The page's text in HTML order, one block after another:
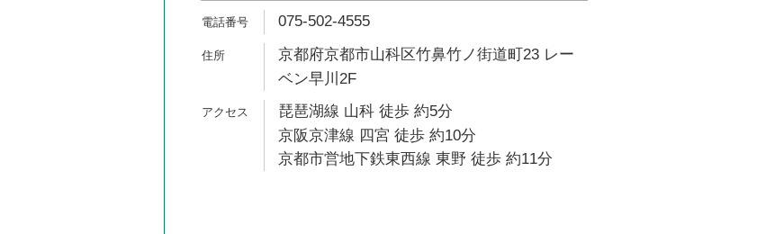
075-502-4555
京都府京都市山科区竹鼻竹ノ街道町23 レー
ベン早川2F
琵琶湖線 山科 徒歩 約5分
京阪京津線 四宮 徒歩 約10分
京都市営地下鉄東西線 東野 徒歩 約11分